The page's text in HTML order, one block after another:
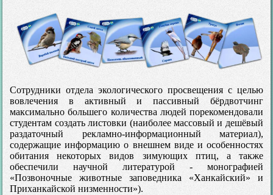
Сотрудники отдела экологического просвещения с целью
вовлечения в активный и пассивный бёрдвотчинг
максимально большего количества людей порекомендовали
студентам создать листовки (наиболее массовый и дешёвый
раздаточный рекламно-информационный материал),
содержащие информацию о внешнем виде и особенностях
обитания некоторых видов зимующих птиц, а также
обеспечили научной литературой - монографией
«Позвоночные животные заповедника «Ханкайский» и
Приханкайской низменности»).